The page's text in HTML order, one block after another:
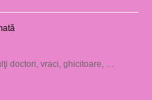
doctori, vraci, ghicitoare, …